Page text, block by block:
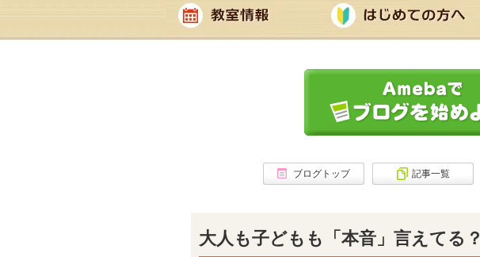
ブログトップ 記事一覧
大人も子どもも「本音」言えてる？